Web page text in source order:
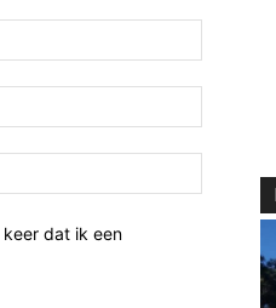
dat ik een